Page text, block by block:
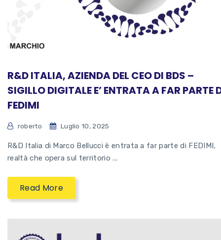
R&D ITALIA, AZIENDA DEL CEO DI BDS –
SIGILLO DIGITALE E’ ENTRATA A FAR PARTE
FEDIMI
roberto Luglio 10, 2025
R&D Italia di Marco Bellucci è entrata a far parte di FEDIMI,
realtà che opera sul territorio ...
Read More